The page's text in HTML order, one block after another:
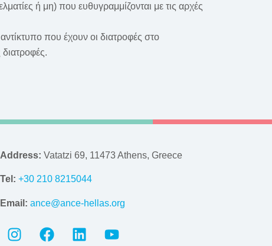
ή μη) που ευθυγραμμίζονται με τις αρχές
που έχουν οι διατροφές στο
Address: Vatatzi 69, 11473 Athens, Greece
Tel: +30 210 8215044
Email: ance@ance-hellas.org